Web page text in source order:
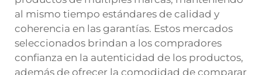
al mismo tiempo estándares de calidad y
coherencia en las garantías. Estos mercados
seleccionados brindan a los compradores
confianza en la autenticidad de los productos,
además de ofrecer la comodidad de comparar